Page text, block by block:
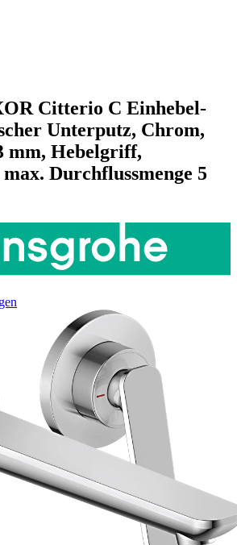
Citterio C Einhebel-
Unterputz, Chrom,
mm, Hebelgriff,
Durchflussmenge 5